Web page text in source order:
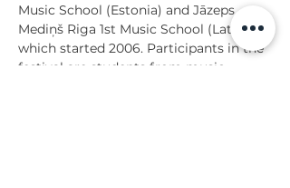
Music School (Estonia) and Jāzeps
Mediņš Riga 1st Music School (Latvia),
which started 2006. Participants in the
festival are students from music